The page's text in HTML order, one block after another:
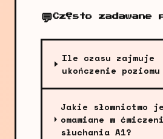
💬Często zadawane
Ile czasu zajmuje
ukończenie poziomu
Jakie słownictwo
omawiane w
słuchania A1?